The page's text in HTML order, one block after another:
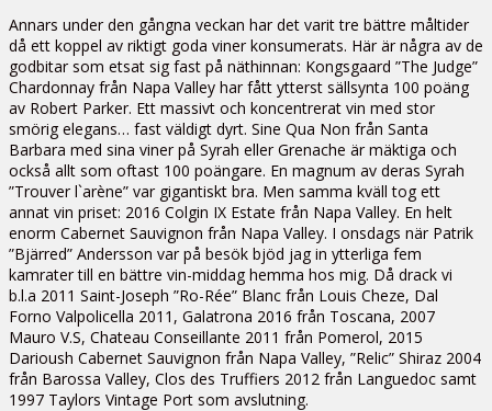
Annars under den gångna veckan har det varit tre bättre måltider
då ett koppel av riktigt goda viner konsumerats. Här är några av de
godbitar som etsat sig fast på näthinnan: Kongsgaard ”The Judge”
Chardonnay från Napa Valley har fått ytterst sällsynta 100 poäng
av Robert Parker. Ett massivt och koncentrerat vin med stor
smörig elegans… fast väldigt dyrt. Sine Qua Non från Santa
Barbara med sina viner på Syrah eller Grenache är mäktiga och
också allt som oftast 100 poängare. En magnum av deras Syrah
”Trouver l`arène” var gigantiskt bra. Men samma kväll tog ett
annat vin priset: 2016 Colgin IX Estate från Napa Valley. En helt
enorm Cabernet Sauvignon från Napa Valley. I onsdags när Patrik
”Bjärred” Andersson var på besök bjöd jag in ytterliga fem
kamrater till en bättre vin-middag hemma hos mig. Då drack vi
b.l.a 2011 Saint-Joseph ”Ro-Rée” Blanc från Louis Cheze, Dal
Forno Valpolicella 2011, Galatrona 2016 från Toscana, 2007
Mauro V.S, Chateau Conseillante 2011 från Pomerol, 2015
Darioush Cabernet Sauvignon från Napa Valley, ”Relic” Shiraz 2004
från Barossa Valley, Clos des Truffiers 2012 från Languedoc samt
1997 Taylors Vintage Port som avslutning.